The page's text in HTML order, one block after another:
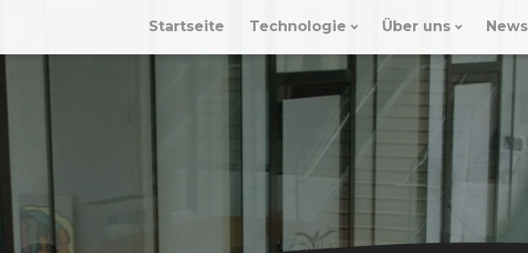
Startseite Technologie Über uns News